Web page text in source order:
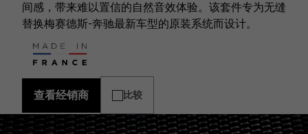
间感，带来难以置信的自然音效体验。该套件专为无缝
替换梅赛德斯-奔驰最新车型的原装系统而设计。
查看经销商 比较